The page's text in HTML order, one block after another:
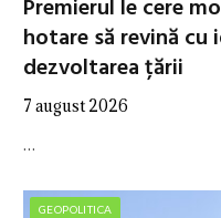
Premierul le cere
hotare să revină cu
dezvoltarea țării
7 august 2026
…
GEOPOLITICA